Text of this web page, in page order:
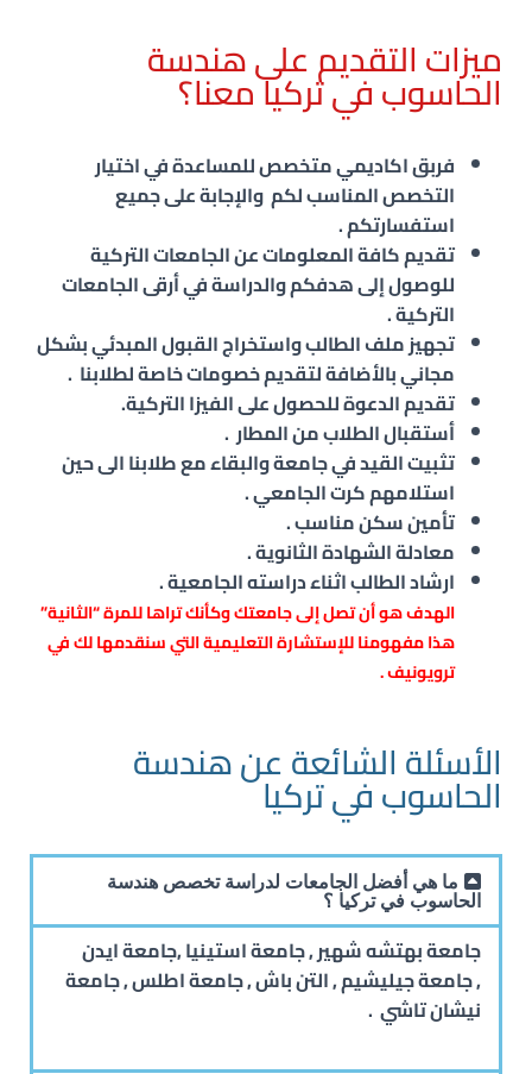
ميزات التقديم على هندسة
الحاسوب في تركيا معنا؟
فربق اكاديمي متخصص للمساعدة في اختيار
التخصص المناسب لكم والإجابة على جميع
استفسارتكم .
تقديم كافة المعلومات عن الجامعات التركية
للوصول إلى هدفكم والدراسة في أرقى الجامعات
التركية .
تجهيز ملف الطالب واستخراج القبول المبدئي بشكل
مجاني بالأضافة لتقديم خصومات خاصة لطلابنا .
تقديم الدعوة للحصول على الفيزا التركية.
أستقبال الطلاب من المطار .
تثبيت القيد في جامعة والبقاء مع طلابنا الى حين
استلامهم كرت الجامعي .
تأمين سكن مناسب .
معادلة الشهادة الثانوية .
ارشاد الطالب اثناء دراسته الجامعية .
الهدف هو أن تصل إلى جامعتك وكأنك تراها للمرة “الثانية”
هذا مفهومنا للإستشارة التعليمية التي سنقدمها لك في
ترويونيف .
الأسئلة الشائعة عن هندسة
الحاسوب في تركيا
ما هي أفضل الجامعات لدراسة تخصص هندسة
الحاسوب في تركيا ؟
جامعة بهتشه شهير , جامعة استينيا ,جامعة ايدن
, جامعة جيليشيم , التن باش , جامعة اطلس , جامعة
نيشان تاشي .